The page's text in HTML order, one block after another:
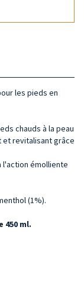
les pieds en
chauds à la peau
et revitalisant grâce
l'action émolliente
(1%).
450 ml.